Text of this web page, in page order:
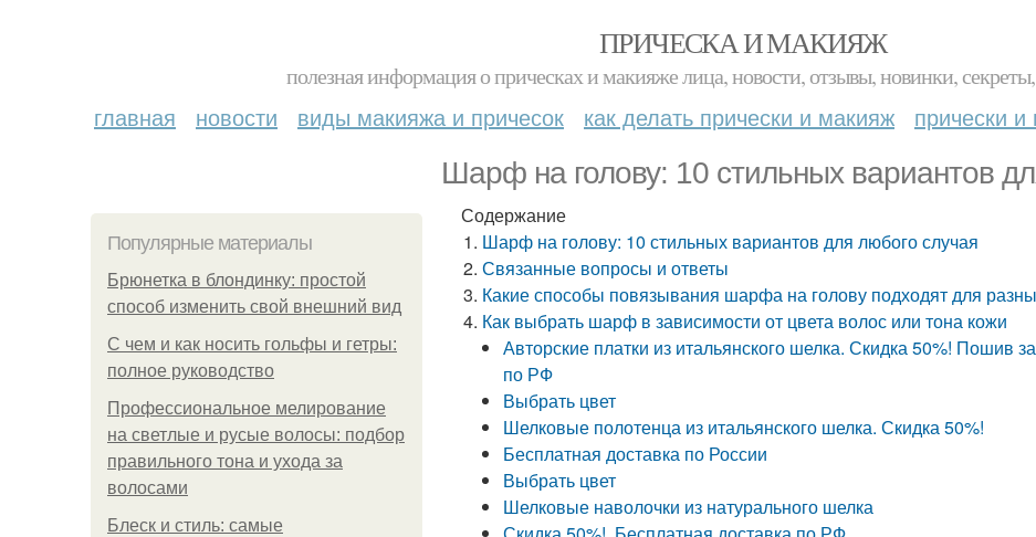
ПРИЧЕСКА И МАКИЯЖ
полезная информация о прическах и макияже лица, новости, отзывы, новинки,
главная новости виды макияжа и причесок как делать прически и макияж прически
Шарф на голову: 10 стильных вариантов
Популярные материалы
Брюнетка в блондинку: простой
способ изменить свой внешний вид
С чем и как носить гольфы и гетры:
полное руководство
Профессиональное мелирование
на светлые и русые волосы: подбор
правильного тона и ухода за
волосами
Блеск и стиль: самые
Содержание
Шарф на голову: 10 стильных вариантов для любого случая
Связанные вопросы и ответы
Какие способы повязывания шарфа на голову подходят для
Как выбрать шарф в зависимости от цвета волос или тона кожи
Авторские платки из итальянского шелка. Скидка 50%! Пошив
по РФ
Выбрать цвет
Шелковые полотенца из итальянского шелка. Скидка 50%!
Бесплатная доставка по России
Выбрать цвет
Шелковые наволочки из натурального шелка